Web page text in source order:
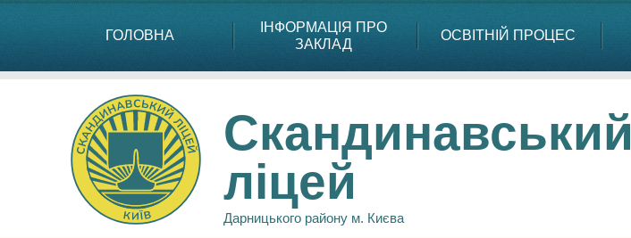
ГОЛОВНА
ІНФОРМАЦІЯ ПРО
ЗАКЛАД
ОСВІТНІЙ ПРОЦЕС
Скандинавський
ліцей
Дарницького району м. Києва